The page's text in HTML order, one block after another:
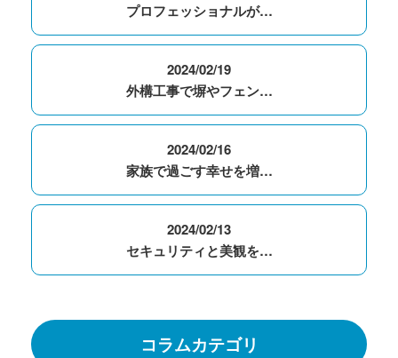
プロフェッショナルが…
2024/02/19
外構工事で塀やフェン…
2024/02/16
家族で過ごす幸せを増…
2024/02/13
セキュリティと美観を…
コラムカテゴリ